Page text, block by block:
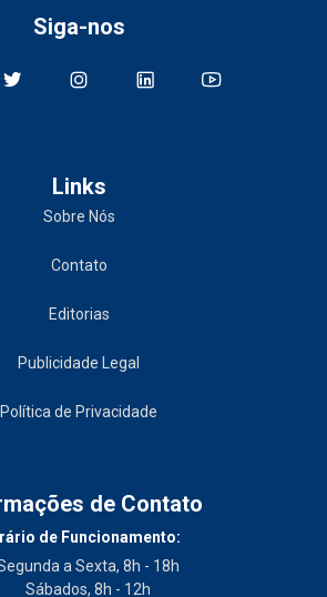
Siga-nos
Links
Sobre Nós
Contato
Editorias
Publicidade Legal
Política de Privacidade
de Contato
de Funcionamento:
a Sexta, 8h - 18h
Sábados, 8h - 12h